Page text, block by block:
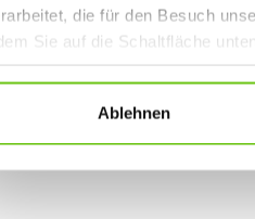
die für den Besuch
Sie auf die Schaltfläche
.
Ablehnen